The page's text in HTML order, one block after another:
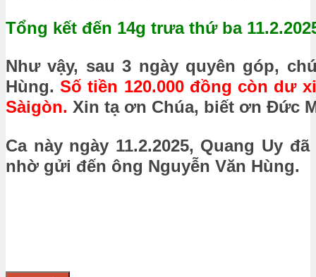
Tổng kết đến 14g trưa thứ ba
Như vậy, sau 3 ngày quyên góp,
Hùng.Số tiền 120.000 đồng còn dư
Sàigòn. Xin tạ ơn Chúa, biết ơn Đức
Ca này ngày 11.2.2025, Quang Uy
nhờ gửi đến ông Nguyễn Văn Hùng.